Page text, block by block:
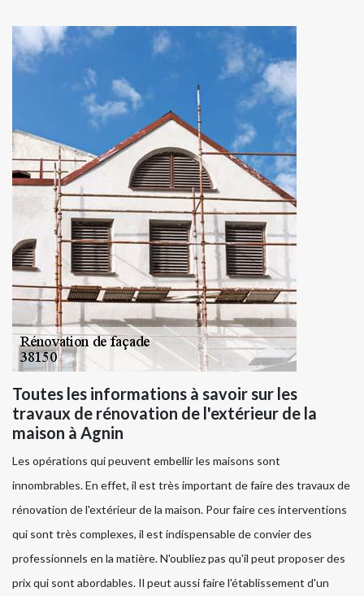
Toutes les informations à savoir sur les
travaux de rénovation de l'extérieur de la
maison à Agnin
Les opérations qui peuvent embellir les maisons sont
innombrables. En effet, il est très important de faire des travaux de
rénovation de l'extérieur de la maison. Pour faire ces interventions
qui sont très complexes, il est indispensable de convier des
professionnels en la matière. N'oubliez pas qu'il peut proposer des
prix qui sont abordables. Il peut aussi faire l'établissement d'un